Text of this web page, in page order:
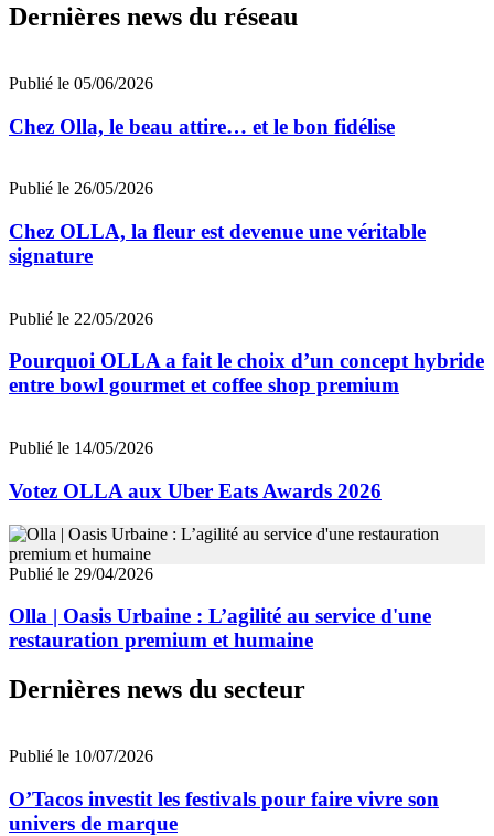
Dernières news du réseau
Publié le 05/06/2026
Chez Olla, le beau attire… et le bon fidélise
Publié le 26/05/2026
Chez OLLA, la fleur est devenue une véritable
signature
Publié le 22/05/2026
Pourquoi OLLA a fait le choix d’un concept hybride
entre bowl gourmet et coffee shop premium
Publié le 14/05/2026
Votez OLLA aux Uber Eats Awards 2026
Publié le 29/04/2026
Olla | Oasis Urbaine : L’agilité au service d'une
restauration premium et humaine
Dernières news du secteur
Publié le 10/07/2026
O’Tacos investit les festivals pour faire vivre son
univers de marque